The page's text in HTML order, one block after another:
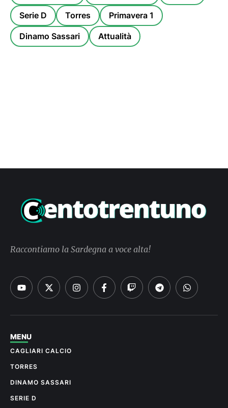
Serie D Torres Primavera 1
Dinamo Sassari Attualità
Raccontiamo la Sardegna a voce alta!
MENU
CAGLIARI CALCIO
TORRES
DINAMO SASSARI
SERIE D